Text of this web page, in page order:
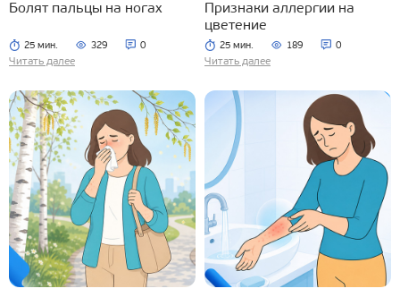
Болят пальцы на ногах
25 мин. 329 0
Читать далее
Признаки аллергии на
цветение
25 мин. 189 0
Читать далее